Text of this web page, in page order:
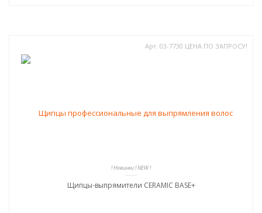
Арт. 03-7730 ЦЕНА ПО ЗАПРОСУ!
! Новинки ! NEW !
Щипцы-выпрямители CERAMIC BASE+